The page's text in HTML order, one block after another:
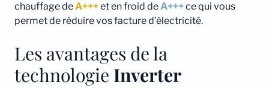
chauffage deA+++et en froid deA+++ce qui vous
permet de réduire vos facture d’électricité.
Les avantages de la
technologie Inverter